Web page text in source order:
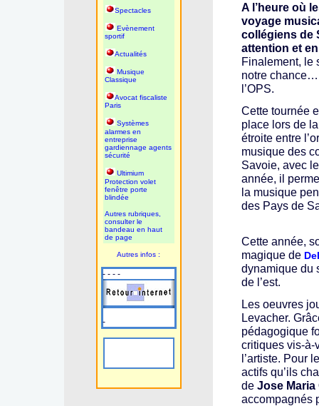
Spectacles
Evènement
sportif
Actualités
Musique
Classique
Avocat fiscaliste
Paris
Systèmes
alarmes en
entreprise
gardiennage agents
sécurité
Ultimium
Protection volet
fenêtre porte
blindée
Autres rubriques,
consulter le
bandeau en haut
de page
Autres infos :
- - - -
-
A l’heure où
voyage
collégiens de
attention et
Finalement, le
notre chance…
l’OPS.
Cette tournée
place lors de
étroite entre
musique des
Savoie, avec
année, il
la musique
des Pays de
Cette année,
magique de
dynamique du
de l’est.
Les oeuvres
Levacher.
pédagogique
critiques vis-à-
l’artiste. Pour
actifs qu’ils
de Jose Maria
accompagnés